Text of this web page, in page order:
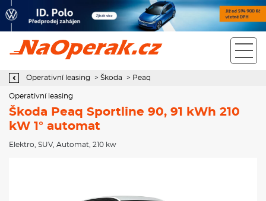
Operativní leasing Škoda Peaq Sportline 90, 91 kWh 210 kW 1°
Operativní leasing > Škoda > Peaq
Operativní leasing
Škoda Peaq Sportline 90, 91 kWh 210
kW 1° automat
Elektro SUV, Automat , 210 kw